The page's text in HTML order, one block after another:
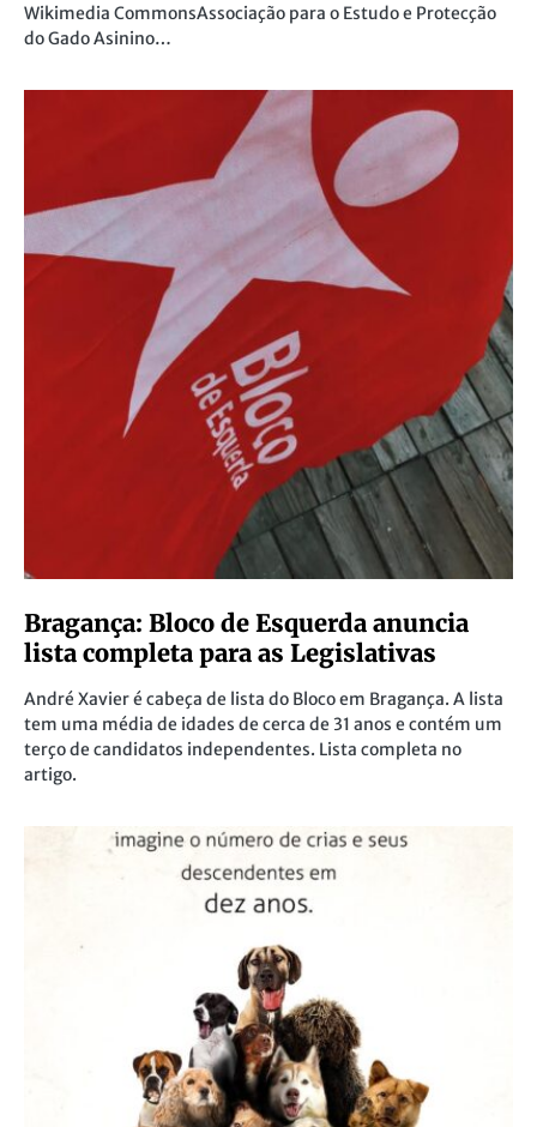
Wikimedia CommonsAssociação para o Estudo e Protecção
do Gado Asinino…
Bragança: Bloco de Esquerda anuncia
lista completa para as Legislativas
André Xavier é cabeça de lista do Bloco em Bragança. A lista
tem uma média de idades de cerca de 31 anos e contém um
terço de candidatos independentes. Lista completa no
artigo.